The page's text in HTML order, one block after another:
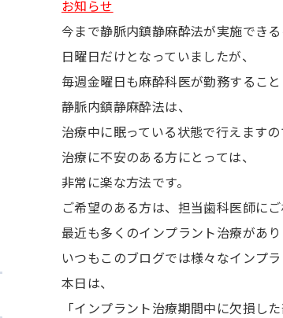
お知らせ
今まで静脈内鎮静麻酔法が実施でき
日曜日だけとなっていましたが、
毎週金曜日も麻酔科医が勤務すること
静脈内鎮静麻酔法は、
治療中に眠っている状態で行えますの
治療に不安のある方にとっては、
非常に楽な方法です。
ご希望のある方は、担当歯科医師にご
最近も多くのインプラント治療があり
いつもこのブログでは様々なインプ
本日は、
「インプラント治療期間中に欠損し